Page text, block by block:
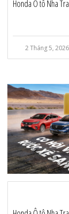
Honda Ô tô Nha
2 Tháng 5, 2026